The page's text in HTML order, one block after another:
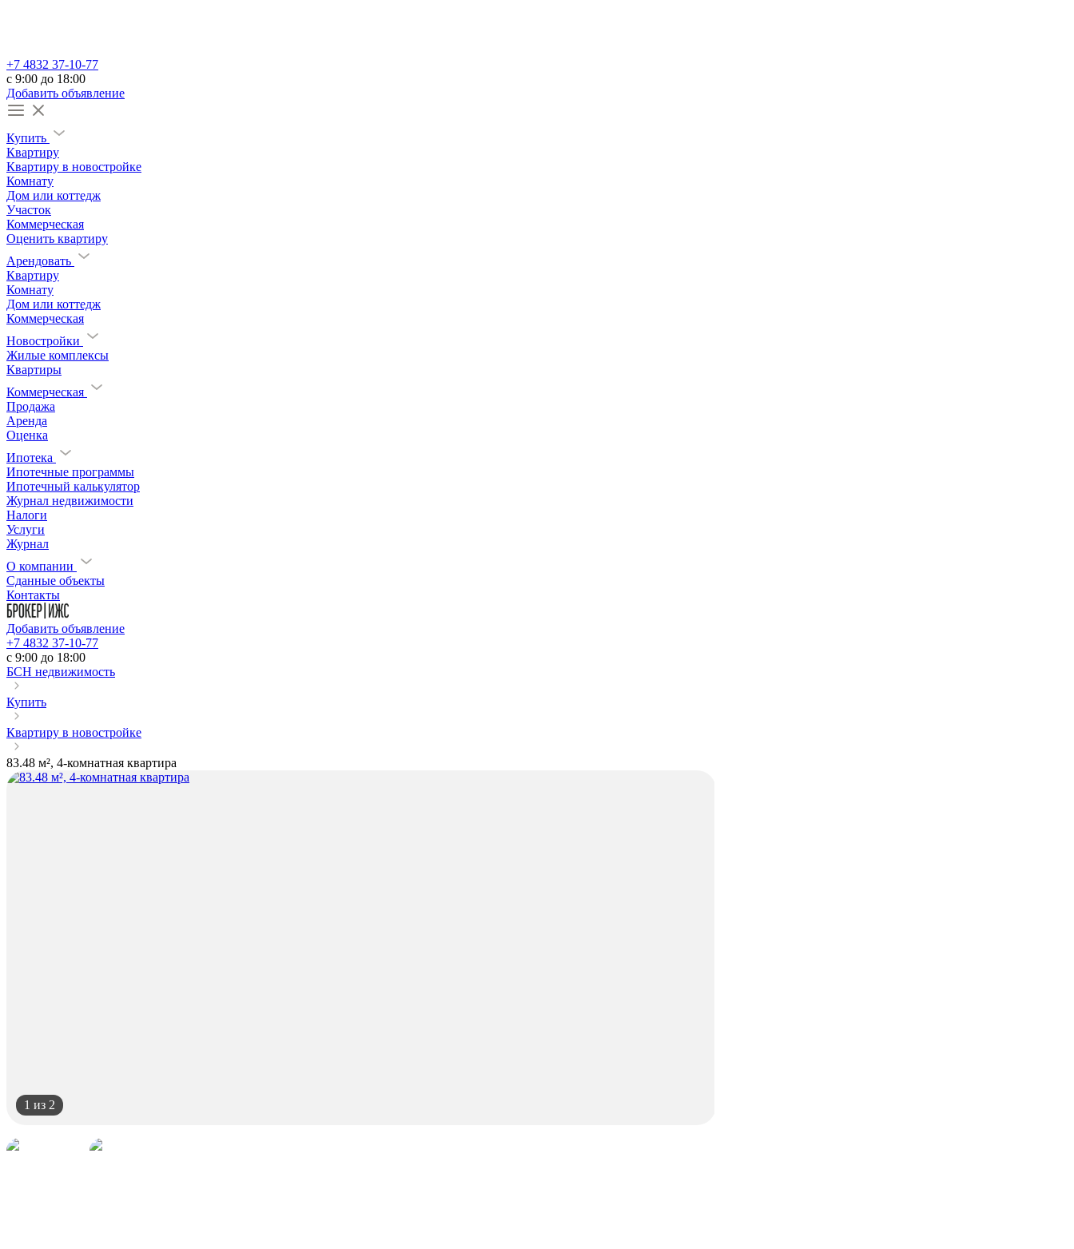
+7 4832 37-10-77
c 9:00 до 18:00
Добавить объявление
Купить
Квартиру
Квартиру в новостройке
Комнату
Дом или коттедж
Участок
Коммерческая
Оценить квартиру
Арендовать
Квартиру
Комнату
Дом или коттедж
Коммерческая
Новостройки
Жилые комплексы
Квартиры
Коммерческая
Продажа
Аренда
Оценка
Ипотека
Ипотечные программы
Ипотечный калькулятор
Журнал недвижимости
Налоги
Услуги
Журнал
О компании
Сданные объекты
Контакты
Добавить объявление
+7 4832 37-10-77
c 9:00 до 18:00
БСН недвижимость
Купить
Квартиру в новостройке
83.48 м², 4-комнатная квартира
1 из 2